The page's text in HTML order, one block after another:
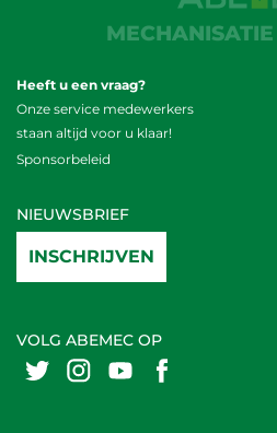
Heeft u een vraag?
Onze service medewerkers
staan altijd voor u klaar!
Sponsorbeleid
NIEUWSBRIEF
INSCHRIJVEN
VOLG ABEMEC OP